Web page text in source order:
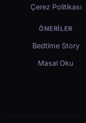
Çerez Politikası
ÖNERILER
Bedtime Story
Masal Oku